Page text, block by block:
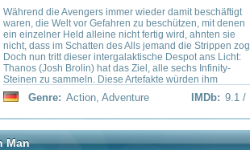
noch einmal
Verbündete finden
um Star-Lord (Chris
Drax (Dave Bautista)…
japanischen Metropole
bedroht, die immer
Unheil verursachen.
Held, der all seine
vernichtet. Durch seine
gelangweilt und hofft,
einen richtigen Kampf
IMDb: 9.1 / 10